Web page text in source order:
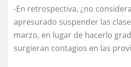
-En retrospectiva, ¿no
apresurado suspender las
marzo, en lugar de hacerlo
surgieran contagios en las